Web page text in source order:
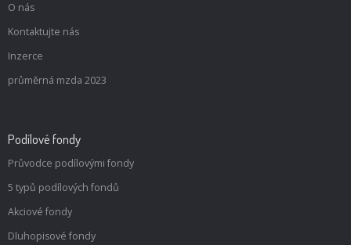
O nás
Kontaktujte nás
Inzerce
průměrná mzda 2023
Podílové fondy
Průvodce podílovými fondy
5 typů podílových fondů
Akciové fondy
Dluhopisové fondy